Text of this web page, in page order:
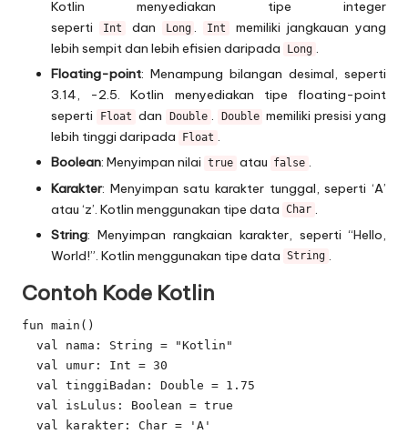
Kotlin menyediakan tipe integer
seperti
Int dan Long . Int
memiliki jangkauan yang
lebih sempit dan lebih efisien daripada
Long .
Floating-point: Menampung bilangan desimal, seperti
3.14, -2.5. Kotlin menyediakan tipe floating-point
seperti
Float dan Double . Double memiliki presisi yang
lebih tinggi daripada
Float .
Boolean: Menyimpan nilai true atau false .
Karakter: Menyimpan satu karakter tunggal, seperti ‘A’
atau ‘z’. Kotlin menggunakan tipe data Char
String: Menyimpan rangkaian karakter, seperti “Hello,
World!”. Kotlin menggunakan tipe data String .
Contoh Kode Kotlin
fun main()
  val nama: String = "Kotlin"
  val umur: Int = 30
  val tinggiBadan: Double = 1.75
  val isLulus: Boolean = true
  val karakter: Char = 'A'